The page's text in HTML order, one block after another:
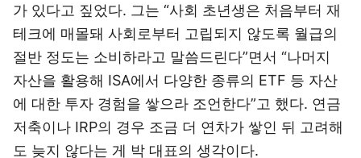
가 있다고 짚었다. 그는 “사회 초년생은 처음부터 재
테크에 매몰돼 사회로부터 고립되지 않도록 월급의
절반 정도는 소비하라고 말씀드린다”면서 “나머지
자산을 활용해 ISA에서 다양한 종류의 ETF 등 자산
에 대한 투자 경험을 쌓으라 조언한다”고 했다. 연금
저축이나 IRP의 경우 조금 더 연차가 쌓인 뒤 고려해
도 늦지 않다는 게 박 대표의 생각이다.